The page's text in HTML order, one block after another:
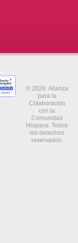
© 2026. Alianza
para la
Colaboración
con la
Comunidad
Hispana. Todos
los derechos
reservados.